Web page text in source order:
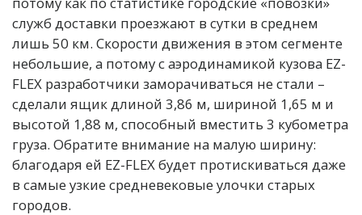
служб доставки проезжают в сутки в среднем
лишь 50 км. Скорости движения в этом сегменте
небольшие, а потому с аэродинамикой кузова EZ-
FLEX разработчики заморачиваться не стали –
сделали ящик длиной 3,86 м, шириной 1,65 м и
высотой 1,88 м, способный вместить 3 кубометра
груза. Обратите внимание на малую ширину:
благодаря ей EZ-FLEX будет протискиваться даже
в самые узкие средневековые улочки старых
городов.